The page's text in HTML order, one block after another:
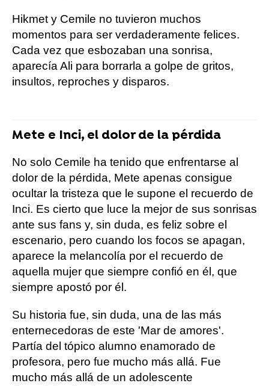
Hikmet y Cemile no tuvieron muchos
momentos para ser verdaderamente felices.
Cada vez que esbozaban una sonrisa,
aparecía Ali para borrarla a golpe de gritos,
insultos, reproches y disparos.
Mete e Inci, el dolor de la pérdida
No solo Cemile ha tenido que enfrentarse al
dolor de la pérdida, Mete apenas consigue
ocultar la tristeza que le supone el recuerdo de
Inci. Es cierto que luce la mejor de sus sonrisas
ante sus fans y, sin duda, es feliz sobre el
escenario, pero cuando los focos se apagan,
aparece la melancolía por el recuerdo de
aquella mujer que siempre confió en él, que
siempre apostó por él.
Su historia fue, sin duda, una de las más
enternecedoras de este 'Mar de amores'.
Partía del tópico alumno enamorado de
profesora, pero fue mucho más allá. Fue
mucho más allá de un adolescente